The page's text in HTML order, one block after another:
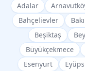
Adalar
Bahçelievler
Beşiktaş
Büyükçekmece
Esenyurt